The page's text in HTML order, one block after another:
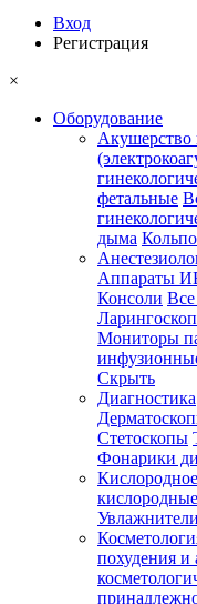
Вход
Регистрация
×
Оборудование
Акушерство
фетальные
дыма
Аппараты
Консоли Все
Мониторы
Скрыть
Диагностика
Стетоскопы
Фонарики
кислородные
похудения и